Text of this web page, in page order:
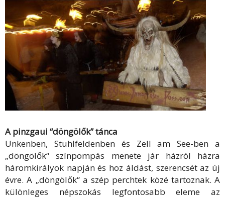
A pinzgaui “döngölők” tánca
Unkenben, Stuhlfeldenben és Zell am See-ben a
„döngölők“ színpompás menete jár házról házra
háromkirályok napján és hoz áldást, szerencsét az új
évre. A „döngölők“ a szép perchtek közé tartoznak. A
különleges népszokás legfontosabb eleme az